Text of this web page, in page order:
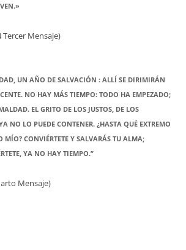
Tercer Mensaje)
UN AÑO DE SALVACIÓN : ALLÍ SE DIRIMIRÁN
NO HAY MÁS TIEMPO: TODO HA EMPEZADO;
EL GRITO DE LOS JUSTOS, DE LOS
NO LO PUEDE CONTENER. ¿HASTA QUÉ EXTREMO
MÍO? CONVIÉRTETE Y SALVARÁS TU ALMA;
YA NO HAY TIEMPO.”
Mensaje)